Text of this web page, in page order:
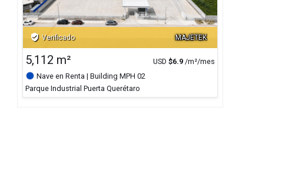
MAJETEK
verified_user Verificado
5,112 m² USD $6.9 /m²/mes
Nave en Renta | Building MPH 02
Parque Industrial Puerta Querétaro